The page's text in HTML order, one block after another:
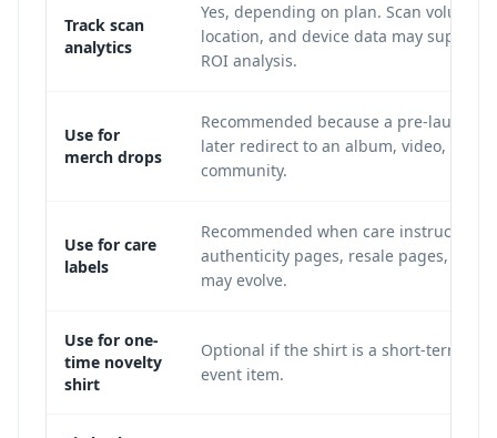
Track scan
analytics
Yes, depending on plan. Scan volume,
location, and device data may support
ROI analysis.
Use for
merch drops
Recommended because a pre-launch
later redirect to an album, video,
community.
Use for care
labels
Recommended when care instructions,
authenticity pages, resale pages, or
may evolve.
Use for one-
time novelty
shirt
Optional if the shirt is a short-term
event item.